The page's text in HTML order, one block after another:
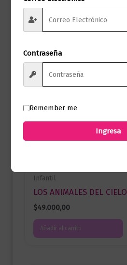
Infantil
LOS ANIMALES DEL CIELO
$49.000,00
Añadir al carrito
Contraseña
Remember me
Ingresa